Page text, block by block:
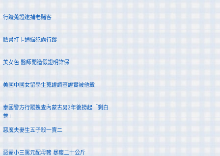
行蹤蒐證逮捕老賭客
臉書打卡通緝犯露行蹤
美女色 醫師開造假證明詐保
美國中國女留學生蒐證調查證實被他殺
泰國警方行蹤搜查內蒙古男2年後撈起「剩白
骨」
惡魔夫妻生五子殺一賣二
惡霸小三罵元配母豬 暴瘦二十公斤